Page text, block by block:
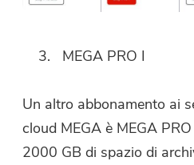
MEGA PRO I
Un altro abbonamento ai
cloud MEGA è MEGA
2000 GB di spazio di